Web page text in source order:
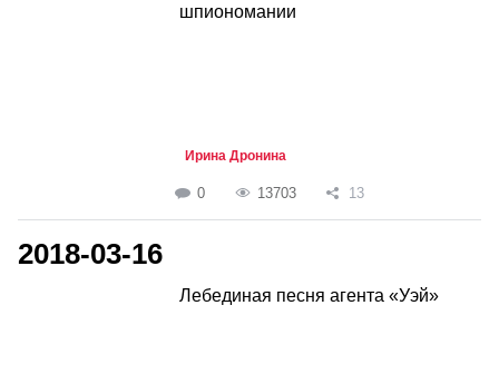
шпиономании
Ирина Дронина
0 13703 13
2018-03-16
Лебединая песня агента «Уэй»